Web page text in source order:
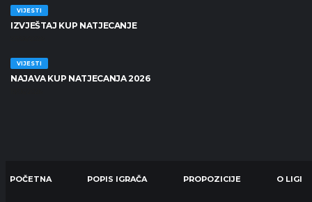
VIJESTI
IZVJEŠTAJ KUP NATJECANJE
VIJESTI
NAJAVA KUP NATJECANJA 2026
POČETNA POPIS IGRAČA PROPOZICIJE O LIGI